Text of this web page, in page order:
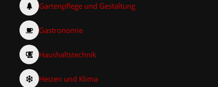
Gartenpflege und Gestaltung
Gastronomie
Haushaltstechnik
Heizen und Klima